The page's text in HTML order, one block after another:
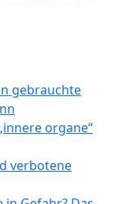
gebrauchte
organe“
verbotene